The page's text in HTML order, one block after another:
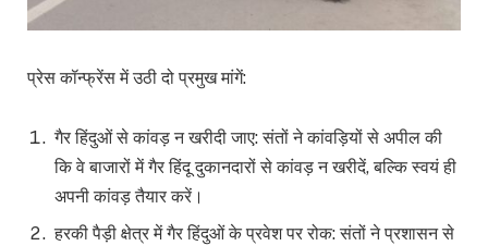
प्रेस कॉन्फ्रेंस में उठी दो प्रमुख मांगें:
गैर हिंदुओं से कांवड़ न खरीदी जाए: संतों ने कांवड़ियों से अपील की
कि वे बाजारों में गैर हिंदू दुकानदारों से कांवड़ न खरीदें, बल्कि स्वयं ही
अपनी कांवड़ तैयार करें।
हरकी पैड़ी क्षेत्र में गैर हिंदुओं के प्रवेश पर रोक: संतों ने प्रशासन से